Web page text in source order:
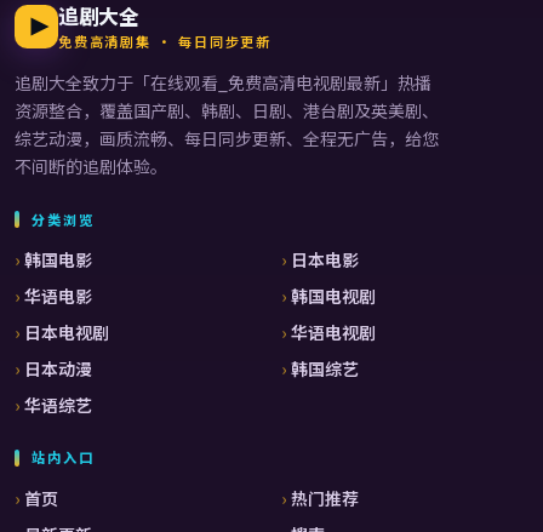
追剧大全
免费高清剧集 · 每日同步更新
追剧大全致力于「在线观看_免费高清电视剧最新 」热播
资源整合，覆盖国产剧、韩剧、日剧、港台剧及英美剧、
综艺动漫，画质流畅、每日同步更新、全程无广告，给您
不间断的追剧体验。
分类浏览
韩国电影
日本电影
华语电影
韩国电视剧
日本电视剧
华语电视剧
日本动漫
韩国综艺
华语综艺
站内入口
首页
热门推荐